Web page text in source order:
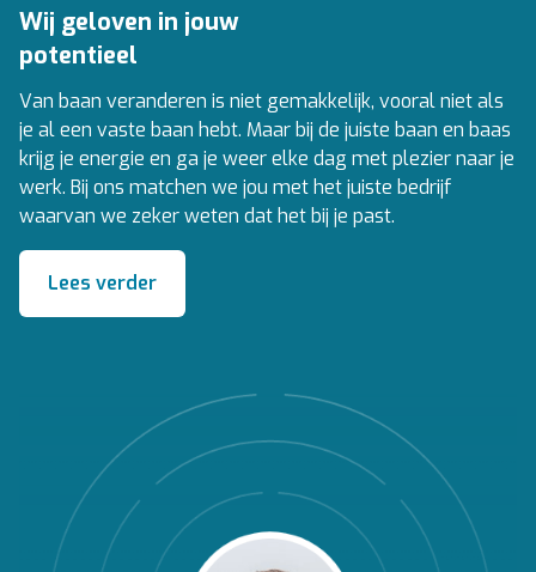
Wij geloven in jouw
potentieel
Van baan veranderen is niet gemakkelijk, vooral niet als
je al een vaste baan hebt. Maar bij de juiste baan en baas
krijg je energie en ga je weer elke dag met plezier naar je
werk. Bij ons matchen we jou met het juiste bedrijf
waarvan we zeker weten dat het bij je past.
Lees verder